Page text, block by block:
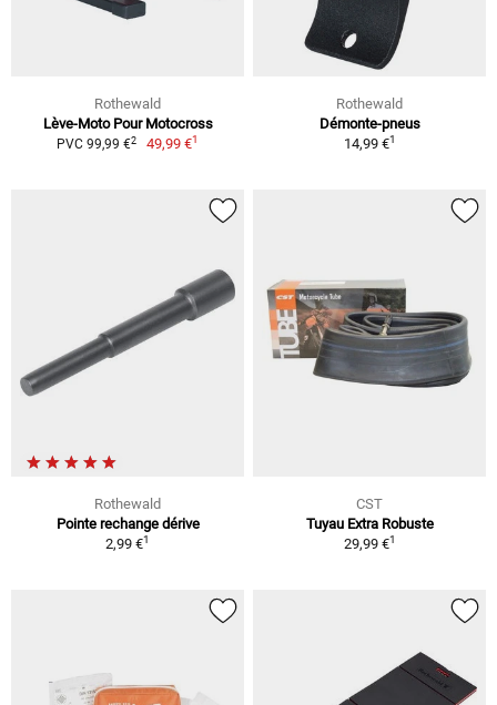
Rothewald
Lève-Moto Pour Motocross
PVC 99,99 €2 49,99 €1
Rothewald
Démonte-pneus
14,99 €1
Rothewald
Pointe rechange dérive
2,99 €1
CST
Tuyau Extra Robuste
29,99 €1